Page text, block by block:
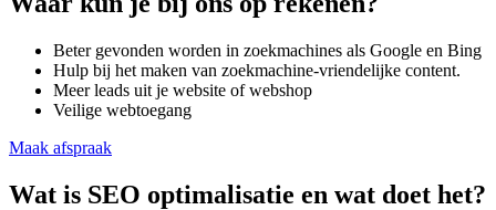
Beter gevonden worden in zoekmachines als Google en Bing
Hulp bij het maken van zoekmachine-vriendelijke content.
Meer leads uit je website of webshop
Veilige webtoegang
Maak afspraak
Wat is SEO optimalisatie en wat doet het?